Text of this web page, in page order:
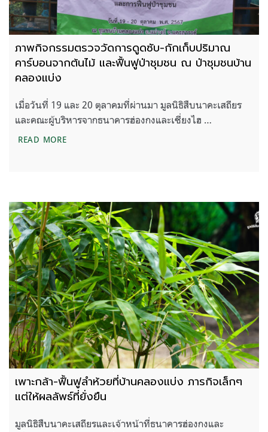
ภาพกิจกรรมตรวจวัดการดูดซับ-กักเก็บปริมาณ
คาร์บอนจากต้นไม้ และฟื้นฟูป่าชุมชน ณ ป่าชุมชนบ้าน
คลองแบ่ง
เมื่อวันที่ 19 และ 20 ตุลาคมที่ผ่านมา มูลนิธิสืบนาคะเสถียร
และคณะผู้บริหารจากธนาคารฮ่องกงและเซี่ยงไฮ …
READ MOREภาพกิจกรรมตรวจวัดการดูดซับ-กักเก็บปริมาณคาร์
เพาะกล้า-ฟื้นฟูลำห้วยที่บ้านคลองแบ่ง ภารกิจเล็กๆ
แต่ให้ผลลัพธ์ที่ยั่งยืน
มูลนิธิสืบนาคะเสถียรและเจ้าหน้าที่ธนาคารฮ่องกงและ